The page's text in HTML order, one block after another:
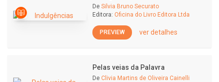
De Silvia Bruno Securato
Editora: Oficina do Livro Editora Ltda
PREVIEW ver detalhes
Pelas veias da Palavra
De Clivia Martins de Oliveira Cainelli